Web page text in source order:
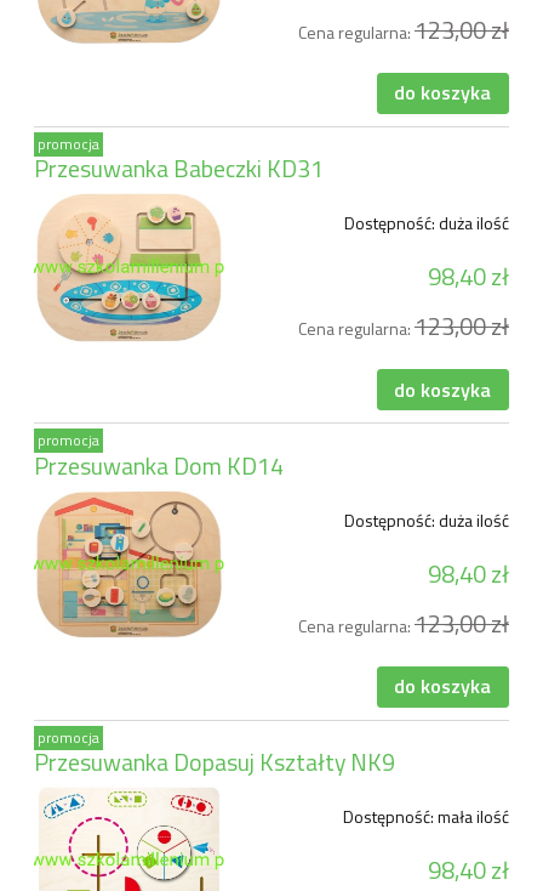
Cena regularna:123,00 zł
do koszyka
Przesuwanka Babeczki KD31
Dostępność:duża ilość
98,40 zł
Cena regularna:123,00 zł
do koszyka
promocja
Przesuwanka Dom KD14
Dostępność:duża ilość
98,40 zł
Cena regularna:123,00 zł
do koszyka
promocja
Przesuwanka Dopasuj Kształty NK9
Dostępność:mała ilość
98,40 zł
promocja